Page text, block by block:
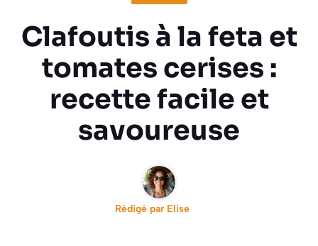
Clafoutis à la feta et
tomates cerises :
recette facile et
savoureuse
Rédigé par Elise